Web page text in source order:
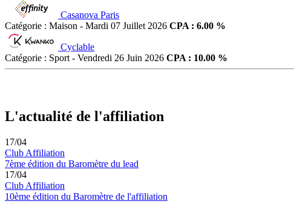
Casanova Paris
Catégorie : Maison - Mardi 07 Juillet 2026 CPA : 6.00 %
Cyclable
Catégorie : Sport - Vendredi 26 Juin 2026 CPA : 10.00 %
L'actualité de l'affiliation
17/04
Club Affiliation
7ème édition du Baromètre du lead
17/04
Club Affiliation
10ème édition du Baromètre de l'affiliation